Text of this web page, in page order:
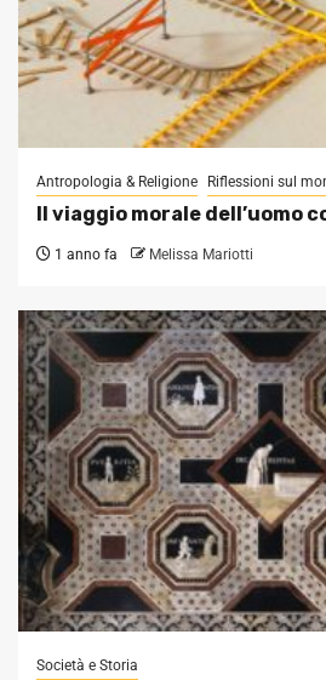
Antropologia & Religione Riflessioni sul
Il viaggio morale dell’uomo
1 anno fa Melissa Mariotti
Società e Storia